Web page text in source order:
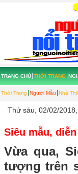
TRANG CHỦ THỜI TRANG
Thời Trang Người Mẫu Nhà
Thứ sáu, 02/02/
Siêu mẫu,
Vừa qua,
tượng trên